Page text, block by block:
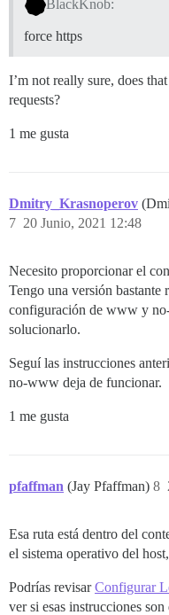
BlackKnob:
force https
I’m not really sure, does
requests?
1 me gusta
Dmitry_Krasnoperov
20 Junio, 2021 12:48
7
Necesito proporcionar el
Tengo una versión bastante
configuración de www y
solucionarlo.
Seguí las instrucciones
no-www deja de funcionar.
1 me gusta
pfaffman (Jay Pfaffman) 8
Esa ruta está dentro del
el sistema operativo del
Podrías revisarConfigurar
ver si esas instrucciones